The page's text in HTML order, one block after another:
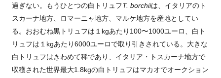
過ぎない。もうひとつの白トリュフT. borchiiは、イタリアのト
スカーナ地方、ロマーニャ地方、マルケ地方を産地としてい
る。おおむね黒トリュフは１kgあたり100〜1000ユーロ、白ト
リュフは１kgあたり6000ユーロで取り引きされている。大きな
白トリュフはきわめて稀であり、イタリア・トスカーナ地方で
収穫された世界最大1.8kgの白トリュフはマカオでオークション